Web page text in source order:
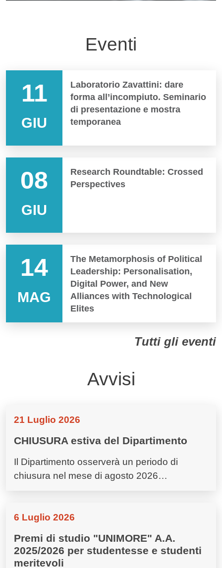
Eventi
11
GIU
Laboratorio Zavattini: dare
forma all’incompiuto. Seminario
di presentazione e mostra
temporanea
08
GIU
Research Roundtable: Crossed
Perspectives
14
MAG
The Metamorphosis of Political
Leadership: Personalisation,
Digital Power, and New
Alliances with Technological
Elites
Tutti gli eventi
Avvisi
21 Luglio 2026
CHIUSURA estiva del Dipartimento
Il Dipartimento osserverà un periodo di
chiusura nel mese di agosto 2026…
6 Luglio 2026
Premi di studio "UNIMORE" A.A.
2025/2026 per studentesse e studenti
meritevoli